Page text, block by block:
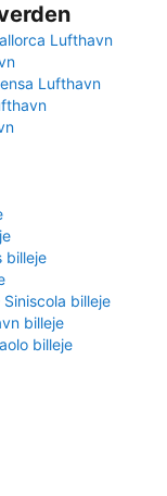
Lufthavn
Lufthavn
billeje
billeje
billeje
billeje